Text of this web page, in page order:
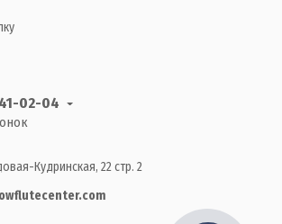
02-04
Кудринская, 22 стр. 2